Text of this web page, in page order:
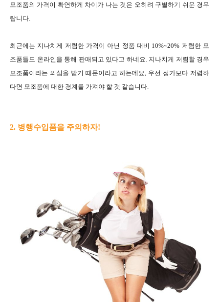
모조품의 가격이 확연하게 차이가 나는 것은 오히려 구별하기 쉬운 경우
랍니다.
최근에는 지나치게 저렴한 가격이 아닌 정품 대비 10%~20% 저렴한 모
조품들도 온라인을 통해 판매되고 있다고 하네요. 지나치게 저렴할 경우
모조품이라는 의심을 받기 때문이라고 하는데요, 우선 정가보다 저렴하
다면 모조품에 대한 경계를 가져야 할 것 같습니다.
2. 병행수입품을 주의하자!